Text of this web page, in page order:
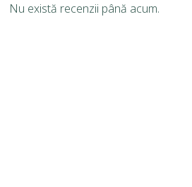
Nu există recenzii până acum.